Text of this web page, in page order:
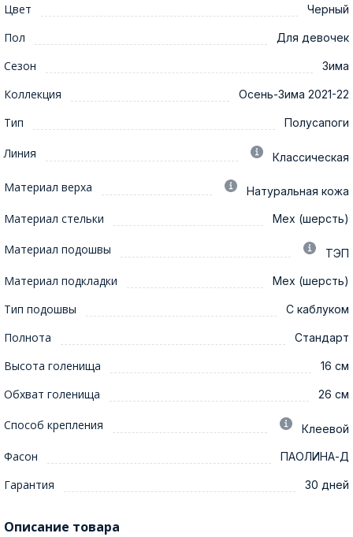
Цвет Черный
Пол Для девочек
Сезон Зима
Коллекция Осень-Зима 2021-22
Тип Полусапоги
Линия Классическая
Материал верха Натуральная кожа
Материал стельки Мех (шерсть)
Материал подошвы ТЭП
Материал подкладки Мех (шерсть)
Тип подошвы С каблуком
Полнота Стандарт
Высота голенища 16 см
Обхват голенища 26 см
Способ крепления Клеевой
Фасон ПАОЛИНА-Д
Гарантия 30 дней
Описание товара